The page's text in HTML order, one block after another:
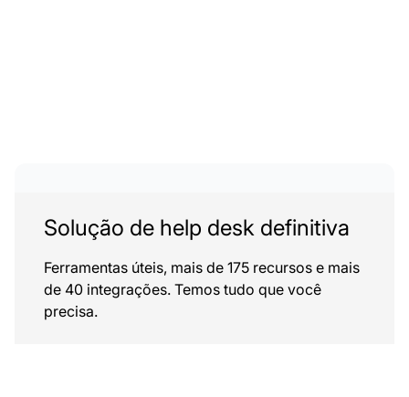
Solução de help desk definitiva
Ferramentas úteis, mais de 175 recursos e mais
de 40 integrações. Temos tudo que você
precisa.